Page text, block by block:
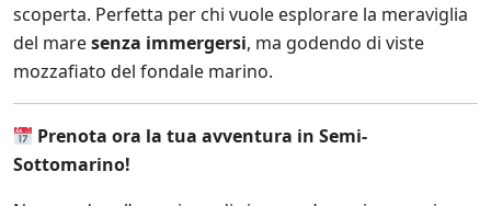
scoperta. Perfetta per chi vuole esplorare la meraviglia
del maresenza immergersi, ma godendo di viste
mozzafiato del fondale marino.
Prenota ora la tua avventura in Semi-
Sottomarino!